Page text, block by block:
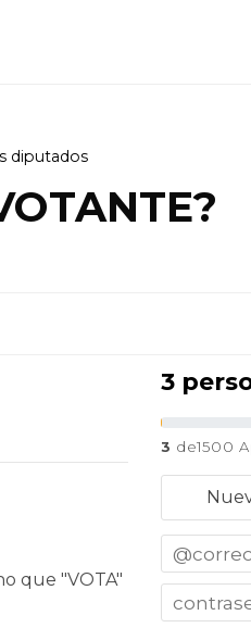
diputados
que "VOTA"
3
3 de1500